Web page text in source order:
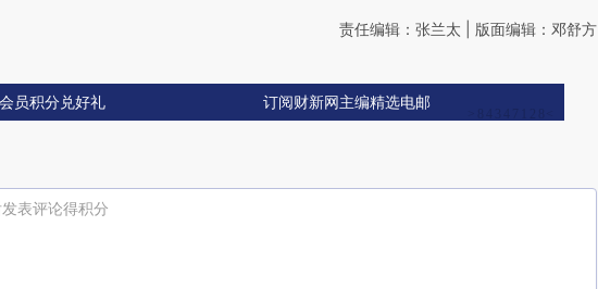
责任编辑：张兰太 | 版面编辑：邓舒方
员积分兑好礼 订阅财新网主编精选电邮
发表评论得积分